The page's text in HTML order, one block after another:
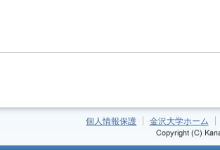
個人情報保護 金沢大学ホーム